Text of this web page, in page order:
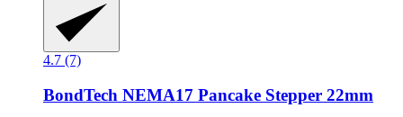
4.7 (7)
BondTech NEMA17 Pancake Stepper 22mm